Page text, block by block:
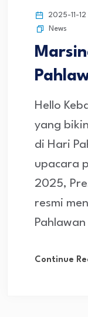
2025-11-12
News
Hello
yang
di Hari
upacara
2025,
resmi
Continue